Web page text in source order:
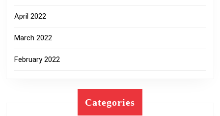
April 2022
March 2022
February 2022
Categories